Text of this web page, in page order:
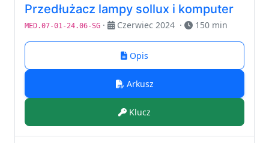
Przedłużacz lampy sollux i komputer
MED.07-01-24.06-SG · Czerwiec 2024 · 150 min
Opis
Arkusz
Klucz